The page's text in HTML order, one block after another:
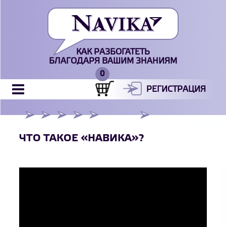
КАК РАЗБОГАТЕТЬ
БЛАГОДАРЯ ВАШИМ ЗНАНИЯМ
РЕГИСТРАЦИЯ
ЧТО ТАКОЕ «НАВИКА»?